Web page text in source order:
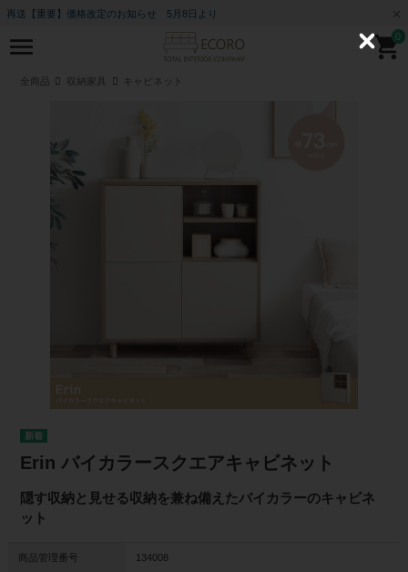
再送【重要】価格改定のお知らせ 5月8日より
0
全商品 収納家具 キャビネット
Erin バイカラースクエアキャビネット
隠す収納と見せる収納を兼ね備えたバイカラーのキャビネ
ット
商品管理番号 134008
C